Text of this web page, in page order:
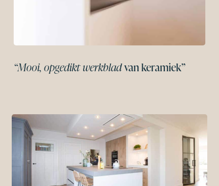
“Mooi, opgedikt werkbladvan keramiek”